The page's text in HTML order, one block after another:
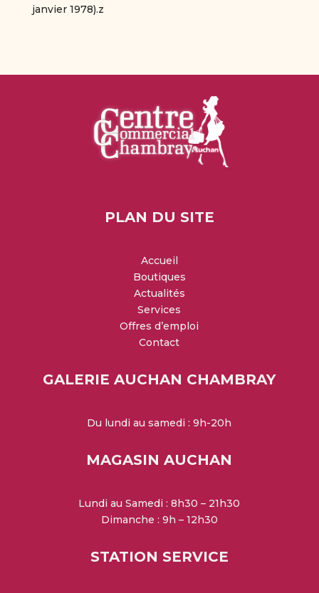
janvier 1978).z
PLAN DU SITE
Accueil
Boutiques
Actualités
Services
Offres d’emploi
Contact
GALERIE AUCHAN CHAMBRAY
Du lundi au samedi : 9h-20h
MAGASIN AUCHAN
Lundi au Samedi : 8h30 – 21h30
Dimanche : 9h – 12h30
STATION SERVICE